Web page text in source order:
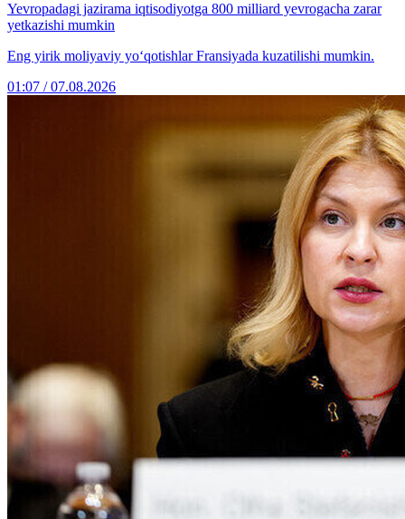
Yevropadagi jazirama iqtisodiyotga 800 milliard yevrogacha zarar
yetkazishi mumkin
Eng yirik moliyaviy yo‘qotishlar Fransiyada kuzatilishi mumkin.
01:07 / 07.08.2026